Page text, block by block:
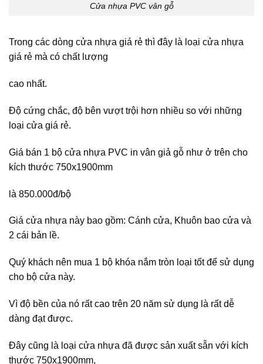
Cửa nhựa PVC vân gỗ
Trong các dòng cửa nhựa giá rẻ thì đây là loại cửa nhựa
giá rẻ mà có chất lượng
cao nhất.
Độ cứng chắc, độ bên vượt trội hơn nhiều so với những
loại cửa giá rẻ.
Giá bán 1 bộ cửa nhựa PVC in vân giả gỗ như ở trên cho
kích thước 750x1900mm
là 850.000đ/bộ
Giá cửa nhựa này bao gồm: Cánh cửa, Khuôn bao cửa và
2 cái bản lề.
Quý khách nên mua 1 bộ khóa nắm tròn loại tốt để sử dụng
cho bộ cửa này.
Vì độ bền của nó rất cao trên 20 năm sử dụng là rất dễ
dàng đạt được.
Đây cũng là loại cửa nhựa đã được sản xuất sẵn với kích
thước 750x1900mm,